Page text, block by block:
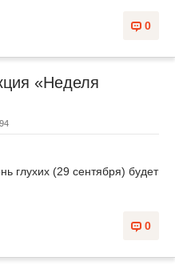
0
«Неделя
глухих (29 сентября) будет
0